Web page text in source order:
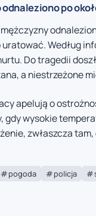
odnaleziono po
mężczyzny
uratować. Według
Do tragedii
a niestrzeżone
apelują o
gdy wysokie
zwłaszcza
pogoda policja